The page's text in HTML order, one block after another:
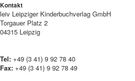
Kontakt
leiv Leipziger Kinderbuchverlag GmbH
Torgauer Platz 2
04315 Leipzig
Tel: +49 (3 41) 9 92 78 40
Fax: +49 (3 41) 9 92 78 49